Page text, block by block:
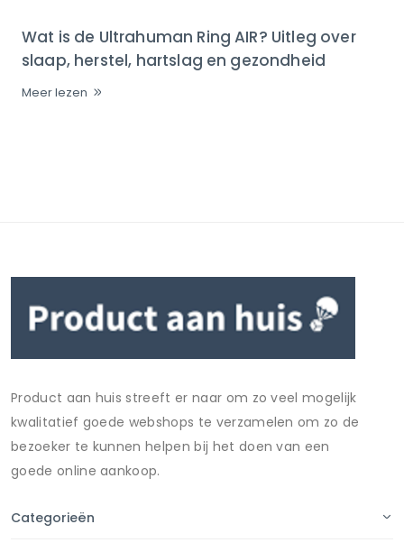
Wat is de Ultrahuman Ring AIR? Uitleg over
slaap, herstel, hartslag en gezondheid
Meer lezen
Product aan huis streeft er naar om zo veel mogelijk
kwalitatief goede webshops te verzamelen om zo de
bezoeker te kunnen helpen bij het doen van een
goede online aankoop.
Categorieën